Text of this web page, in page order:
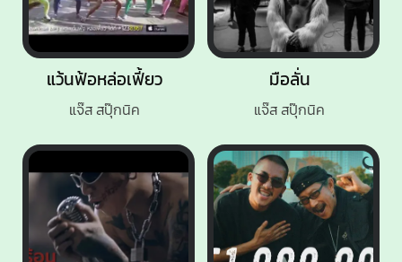
มือลั่น
แจ๊ส สปุ๊กนิค
แว้นฟ้อหล่อเฟี้ยว
แจ๊ส สปุ๊กนิค